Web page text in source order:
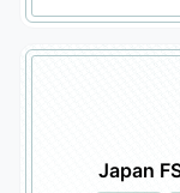
Japan